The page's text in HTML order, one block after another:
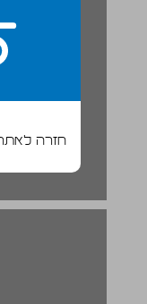
חזרה
6. איזה בעל חיים אתה? ... 19